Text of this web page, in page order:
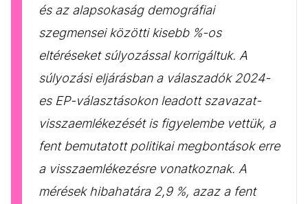
és az alapsokaság demográfiai
szegmensei közötti kisebb %-os
eltéréseket súlyozással korrigáltuk. A
súlyozási eljárásban a válaszadók 2024-
es EP-választásokon leadott szavazat-
visszaemlékezését is figyelembe vettük, a
fent bemutatott politikai megbontások erre
a visszaemlékezésre vonatkoznak. A
mérések hibahatára 2,9 %, azaz a fent